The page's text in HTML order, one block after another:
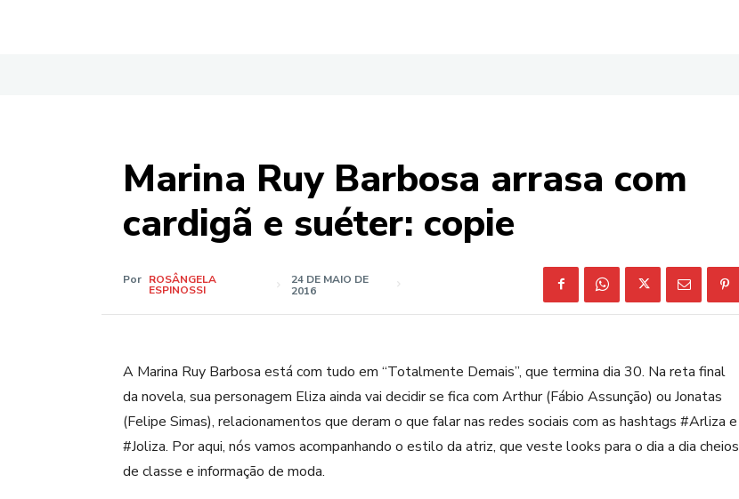
Marina Ruy Barbosa arrasa com
cardigã e suéter: copie
Por ROSÂNGELA
ESPINOSSI
24 DE MAIO DE
2016
A Marina Ruy Barbosa está com tudo em “Totalmente Demais”, que termina dia 30. Na reta final
da novela, sua personagem Eliza ainda vai decidir se fica com Arthur (Fábio Assunção) ou Jonatas
(Felipe Simas), relacionamentos que deram o que falar nas redes sociais com as hashtags #Arliza e
#Joliza. Por aqui, nós vamos acompanhando o estilo da atriz, que veste looks para o dia a dia cheios
de classe e informação de moda.